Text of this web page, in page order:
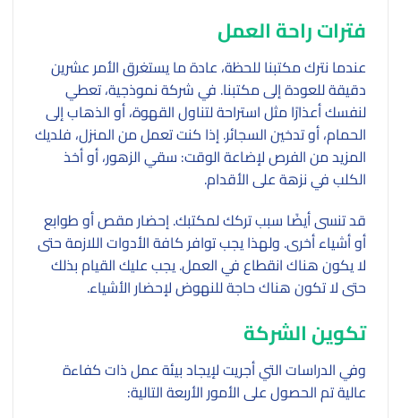
فترات راحة العمل
عندما نترك مكتبنا للحظة، عادة ما يستغرق الأمر عشرين
دقيقة للعودة إلى مكتبنا. في شركة نموذجية، تعطي
لنفسك أعذارًا مثل استراحة لتناول القهوة، أو الذهاب إلى
الحمام، أو تدخين السجائر. إذا كنت تعمل من المنزل، فلديك
المزيد من الفرص لإضاعة الوقت: سقي الزهور، أو أخذ
الكلب في نزهة على الأقدام.
قد تنسى أيضًا سبب تركك لمكتبك. إحضار مقص أو طوابع
أو أشياء أخرى. ولهذا يجب توافر كافة الأدوات اللازمة حتى
لا يكون هناك انقطاع في العمل. يجب عليك القيام بذلك
حتى لا تكون هناك حاجة للنهوض لإحضار الأشياء.
تكوين الشركة
وفي الدراسات التي أجريت لإيجاد بيئة عمل ذات كفاءة
عالية تم الحصول على الأمور الأربعة التالية: